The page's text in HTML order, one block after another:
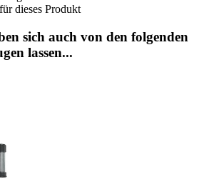
dieses Produkt
sich auch von den folgenden
lassen...